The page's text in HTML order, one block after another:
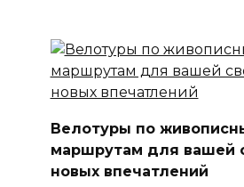
Велотуры по
маршрутам для вашей
новых впечатлений